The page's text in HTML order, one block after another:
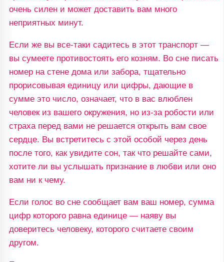
очень силен и может доставить вам много
неприятных минут.
Если же вы все-таки садитесь в этот транспорт —
вы сумеете противостоять его козням. Во сне писать
номер на стене дома или забора, тщательно
прорисовывая единицу или цифры, дающие в
сумме это число, означает, что в вас влюблен
человек из вашего окружения, но из-за робости или
страха перед вами не решается открыть вам свое
сердце. Вы встретитесь с этой особой через день
после того, как увидите сон, так что решайте сами,
хотите ли вы услышать признание в любви или оно
вам ни к чему.
Если голос во сне сообщает вам ваш номер, сумма
цифр которого равна единице — наяву вы
доверитесь человеку, которого считаете своим
другом.